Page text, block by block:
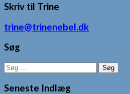
Skriv til Trine
trine@trinenebel.dk
Søg
Søg
efter:
Seneste Indlæg